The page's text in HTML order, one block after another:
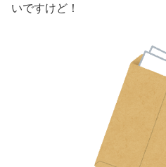
いですけど！